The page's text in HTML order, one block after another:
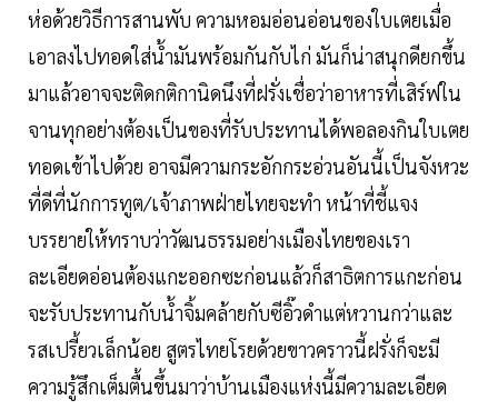
ห่อด้วยวิธีการสานพับ ความหอมอ่อนอ่อนของใบเตยเมื่อ
เอาลงไปทอดใส่น้ำมันพร้อมกันกับไก่ มันก็น่าสนุกดียกขึ้น
มาแล้วอาจจะติดกติกานิดนึงที่ฝรั่งเชื่อว่าอาหารที่เสิร์ฟใน
จานทุกอย่างต้องเป็นของที่รับประทานได้พอลองกินใบเตย
ทอดเข้าไปด้วย อาจมีความกระอักกระอ่วนอันนี้เป็นจังหวะ
ที่ดีที่นักการทูต/เจ้าภาพฝ่ายไทยจะทำ หน้าที่ชี้แจง
บรรยายให้ทราบว่าวัฒนธรรมอย่างเมืองไทยของเรา
ละเอียดอ่อนต้องแกะออกซะก่อนแล้วก็สาธิตการแกะก่อน
จะรับประทานกับน้ำจิ้มคล้ายกับซีอิ๊วดำแต่หวานกว่าและ
รสเปรี้ยวเล็กน้อย สูตรไทยโรยด้วยขาวคราวนี้ฝรั่งก็จะมี
ความรู้สึกเต็มตื้นขึ้นมาว่าบ้านเมืองแห่งนี้มีความละเอียด